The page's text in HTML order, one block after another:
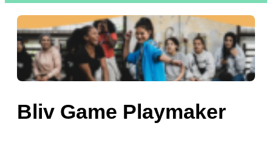
Bliv Game Playmaker